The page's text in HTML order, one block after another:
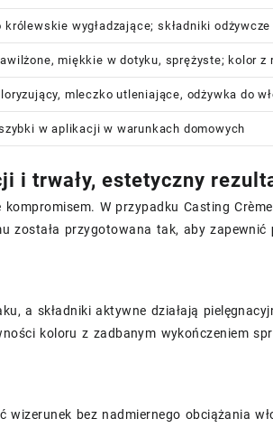
królewskie wygładzające; składniki
miękkie w dotyku, sprężyste; kolor z
mleczko utleniające, odżywka do
w aplikacji w warunkach domowych
i trwały, estetyczny
W przypadku Casting
została przygotowana tak, aby zapewnić
a składniki aktywne działają
koloru z zadbanym wykończeniem
bez nadmiernego obciążania